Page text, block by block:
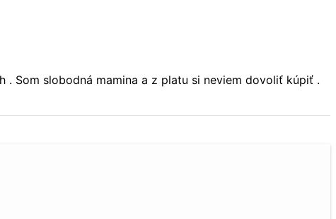
Som slobodná mamina a z platu si neviem dovoliť kúpiť .